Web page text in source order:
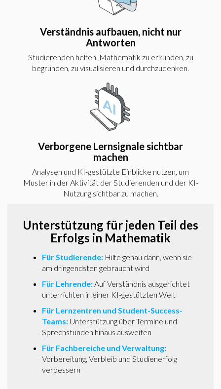
Verständnis aufbauen, nicht nur
Antworten
Studierenden helfen, Mathematik zu erkunden, zu
begründen, zu visualisieren und durchzudenken.
Verborgene Lernsignale sichtbar
machen
Analysen und KI-gestützte Einblicke nutzen, um
Muster in der Aktivität der Studierenden und der KI-
Nutzung sichtbar zu machen.
Unterstützung für jeden Teil des
Erfolgs in Mathematik
Für Studierende: Hilfe genau dann, wenn sie
am dringendsten gebraucht wird
Für Lehrende:Auf Verständnis ausgerichtet
unterrichten in einer KI-gestützten Welt
Für Lernzentren und Student-Success-
Teams: Unterstützung über Termine und
Sprechstunden hinaus ausweiten
Für Fachbereiche und Verwaltung:
Vorbereitung, Verbleib und Studienerfolg
verbessern